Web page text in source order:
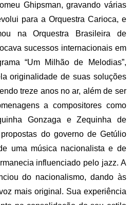
Ghipsman, gravando várias
para a Orquestra Carioca, e
na Orquestra Brasileira de
sucessos internacionais em
“Um Milhão de Melodias”,
originalidade de suas soluções
treze anos no ar, além de ser
a compositores como
Gonzaga e Zequinha de
do governo de Getúlio
uma música nacionalista e de
influenciado pelo jazz. A
do nacionalismo, dando às
mais original. Sua experiência